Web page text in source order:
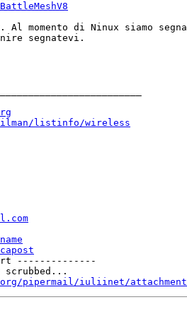
Al momento di Ninux siamo
segnatevi.
listinfo/wireless
--------------
scrubbed...
pipermail/iuliinet/